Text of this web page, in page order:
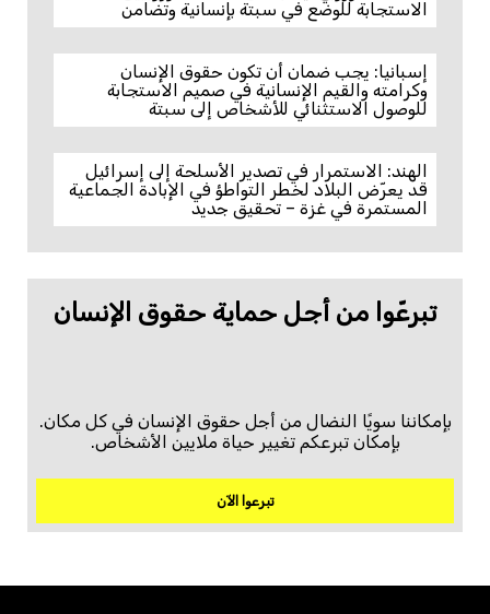
الاستجابة للوضع في سبتة بإنسانية وتضامن
إسبانيا: يجب ضمان أن تكون حقوق الإنسان
وكرامته والقيم الإنسانية في صميم الاستجابة
للوصول الاستثنائي للأشخاص إلى سبتة
الهند: الاستمرار في تصدير الأسلحة إلى إسرائيل
قد يعرّض البلاد لخطر التواطؤ في الإبادة الجماعية
المستمرة في غزة – تحقيق جديد
تبرعّوا من أجل حماية حقوق الإنسان
بإمكاننا سويًا النضال من أجل حقوق الإنسان في كل مكان.
بإمكان تبرعكم تغيير حياة ملايين الأشخاص.
تبرعوا الآن